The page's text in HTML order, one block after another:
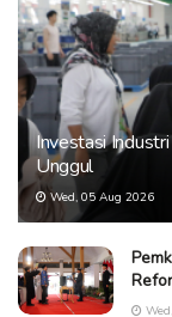
Investasi
Unggul
Wed, 05 Aug 2026